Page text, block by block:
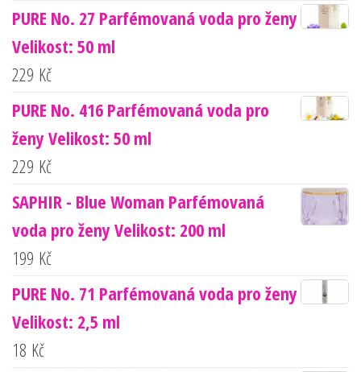
PURE No. 27 Parfémovaná voda pro ženy
Velikost: 50 ml
229 Kč
PURE No. 416 Parfémovaná voda pro
ženy Velikost: 50 ml
229 Kč
SAPHIR - Blue Woman Parfémovaná
voda pro ženy Velikost: 200 ml
199 Kč
PURE No. 71 Parfémovaná voda pro ženy
Velikost: 2,5 ml
18 Kč